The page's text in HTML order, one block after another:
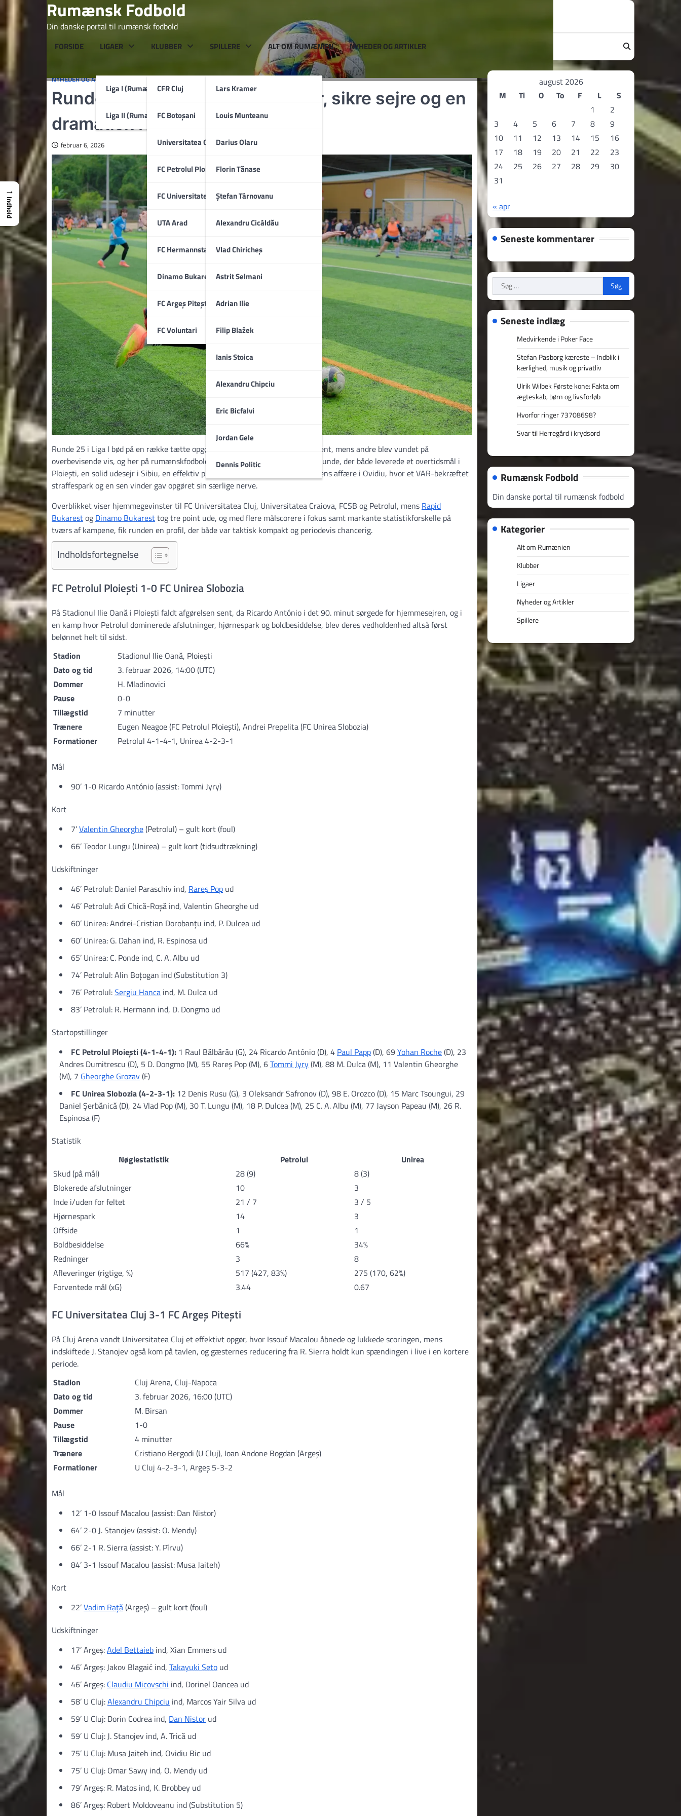
content
Rumænsk Fodbold
Din danske portal til rumænsk fodbold
FORSIDE LIGAER
Liga I (Rumænien)
Liga II (Rumænien)
KLUBBER
CFR Cluj
FC Botoșani
Universitatea Craiova
FC Petrolul Ploiești
FC Universitatea Cluj
UTA Arad
FC Hermannstadt
Dinamo Bukarest
FC Argeș Pitești
FC Voluntari
SPILLERE
Lars Kramer
Louis Munteanu
Darius Olaru
Florin Tănase
Ștefan Târnovanu
Alexandru Cicâldău
Vlad Chiricheș
Astrit Selmani
Adrian Ilie
Filip Blažek
Ianis Stoica
Alexandru Chipciu
Eric Bicfalvi
Jordan Gele
Dennis Politic
ALT OM RUMÆNIEN NYHEDER OG ARTIKLER
NYHEDER OG ARTIKLER
Runde 25 i Liga I: sene afgørelser, sikre sejre og en
dramatisk femmålsduel
februar 6, 2026
Runde 25 i Liga I bød på en række tætte opgør, hvor flere kampe blev afgjort sent, mens andre blev vundet på
overbevisende vis, og her på rumænskfodbold.dk samler vi alle trådene fra en runde, der både leverede et overtidsmål i
Ploiești, en solid udesejr i Sibiu, en effektiv præstation i Bukarest og en højintens affære i Ovidiu, hvor et VAR-bekræftet
straffespark og en sen vinder gav opgøret sin særlige nerve.
Overblikket viser hjemmegevinster til FC Universitatea Cluj, Universitatea Craiova, FCSB og Petrolul, mens Rapid
Bukarestog Dinamo Bukaresttog tre point ude, og med flere målscorere i fokus samt markante statistikforskelle på
tværs af kampene, fik runden en profil, der både var taktisk kompakt og periodevis chancerig.
Indholdsfortegnelse
FC Petrolul Ploiești 1-0 FC Unirea Slobozia
På Stadionul Ilie Oană i Ploiești faldt afgørelsen sent, da Ricardo António i det 90. minut sørgede for hjemmesejren, og i
en kamp hvor Petrolul dominerede afslutninger, hjørnespark og boldbesiddelse, blev deres vedholdenhed altså først
belønnet helt til sidst.
Stadion
Stadionul Ilie Oană, Ploiești
Dato og tid
3. februar 2026, 14:00 (UTC)
Dommer
H. Mladinovici
Pause
0-0
Tillægstid
7 minutter
Trænere
Eugen Neagoe (FC Petrolul Ploiești), Andrei Prepelita (FC Unirea Slobozia)
Formationer
Petrolul 4-1-4-1, Unirea 4-2-3-1
Mål
90’ 1-0 Ricardo António (assist: Tommi Jyry)
Kort
7’Valentin Gheorghe(Petrolul) – gult kort (foul)
66’ Teodor Lungu (Unirea) – gult kort (tidsudtrækning)
Udskiftninger
46’ Petrolul: Daniel Paraschiv ind, Rareș Pop ud
46’ Petrolul: Adi Chică-Roșă ind, Valentin Gheorghe ud
60’ Unirea: Andrei-Cristian Dorobanțu ind, P. Dulcea ud
60’ Unirea: G. Dahan ind, R. Espinosa ud
65’ Unirea: C. Ponde ind, C. A. Albu ud
74’ Petrolul: Alin Boțogan ind (Substitution 3)
76’ Petrolul:Sergiu Hanca ind, M. Dulca ud
83’ Petrolul: R. Hermann ind, D. Dongmo ud
Startopstillinger
FC Petrolul Ploiești (4-1-4-1): 1 Raul Bălbărău (G), 24 Ricardo António (D), 4 Paul Papp(D), 69 Yohan Roche(D), 23
Andres Dumitrescu (D), 5 D. Dongmo (M), 55 Rareș Pop (M), 6Tommi Jyry(M), 88 M. Dulca (M), 11 Valentin Gheorghe
(M), 7 Gheorghe Grozav(F)
FC Unirea Slobozia (4-2-3-1): 12 Denis Rusu (G), 3 Oleksandr Safronov (D), 98 E. Orozco (D), 15 Marc Tsoungui, 29
Daniel Şerbănică (D), 24 Vlad Pop (M), 30 T. Lungu (M), 18 P. Dulcea (M), 25 C. A. Albu (M), 77 Jayson Papeau (M), 26 R.
Espinosa (F)
Statistik
Nøglestatistik
Petrolul
Unirea
Skud (på mål)
28 (9)
8 (3)
Blokerede afslutninger
10
3
Inde i/uden for feltet
21 / 7
3 / 5
Hjørnespark
14
3
Offside
1
1
Boldbesiddelse
66%
34%
Redninger
3
8
Afleveringer (rigtige, %)
517 (427, 83%)
275 (170, 62%)
Forventede mål (xG)
3.44 0.67
FC Universitatea Cluj 3-1 FC Argeș Pitești
På Cluj Arena vandt Universitatea Cluj et effektivt opgør, hvor Issouf Macalou åbnede og lukkede scoringen, mens
indskiftede J. Stanojev også kom på tavlen, og gæsternes reducering fra R. Sierra holdt kun spændingen i live i en kortere
periode.
Stadion
Cluj Arena, Cluj-Napoca
Dato og tid
3. februar 2026, 16:00 (UTC)
Dommer
M. Birsan
Pause
1-0
Tillægstid
4 minutter
Trænere
Cristiano Bergodi (U Cluj), Ioan Andone Bogdan (Argeș)
Formationer
U Cluj 4-2-3-1, Argeș 5-3-2
Mål
12’ 1-0 Issouf Macalou (assist: Dan Nistor)
64’ 2-0 J. Stanojev (assist: O. Mendy)
66’ 2-1 R. Sierra (assist: Y. Pîrvu)
84’ 3-1 Issouf Macalou (assist: Musa Jaiteh)
Kort
22’Vadim Rață(Argeș) – gult kort (foul)
Udskiftninger
17’ Argeș:Adel Bettaieb ind, Xian Emmers ud
46’ Argeș: Jakov Blagaić ind, Takayuki Seto ud
46’ Argeș: Claudiu Micovschi ind, Dorinel Oancea ud
58’ U Cluj:Alexandru Chipciu ind, Marcos Yair Silva ud
59’ U Cluj: Dorin Codrea ind, Dan Nistor ud
59’ U Cluj: J. Stanojev ind, A. Trică ud
75’ U Cluj: Musa Jaiteh ind, Ovidiu Bic ud
75’ U Cluj: Omar Sawy ind, O. Mendy ud
79’ Argeș: R. Matos ind, K. Brobbey ud
86’ Argeș: Robert Moldoveanu ind (Substitution 5)
august 2026
M
Ti O To F L
S
1
2
3
4 5 6 7 8
9
10
11 12 13 14 15
16
17
18 19 20 21 22
23
24
25 26 27 28 29
30
31
« apr
Seneste kommentarer
Søg
efter:
Seneste indlæg
Medvirkende i Poker Face
Stefan Pasborg kæreste – Indblik i
kærlighed, musik og privatliv
Ulrik Wilbek Første kone: Fakta om
ægteskab, børn og livsforløb
Hvorfor ringer 73708698?
Svar til Herregård i krydsord
Rumænsk Fodbold
Din danske portal til rumænsk fodbold
Kategorier
Alt om Rumænien
Klubber
Ligaer
Nyheder og Artikler
Spillere
→
Indhold